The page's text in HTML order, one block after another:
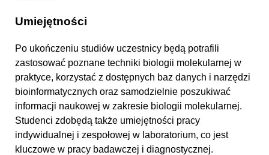
Umiejętności
Po ukończeniu studiów uczestnicy będą potrafili
zastosować poznane techniki biologii molekularnej w
praktyce, korzystać z dostępnych baz danych i narzędzi
bioinformatycznych oraz samodzielnie poszukiwać
informacji naukowej w zakresie biologii molekularnej.
Studenci zdobędą także umiejętności pracy
indywidualnej i zespołowej w laboratorium, co jest
kluczowe w pracy badawczej i diagnostycznej.